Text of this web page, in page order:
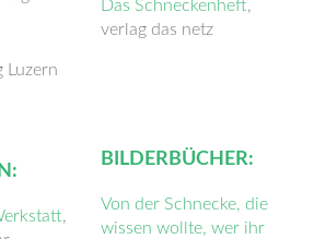
Luzern
Das Schneckenheft,
verlag das netz
,
BILDERBÜCHER:
Von der Schnecke, die
wissen wollte, wer ihr